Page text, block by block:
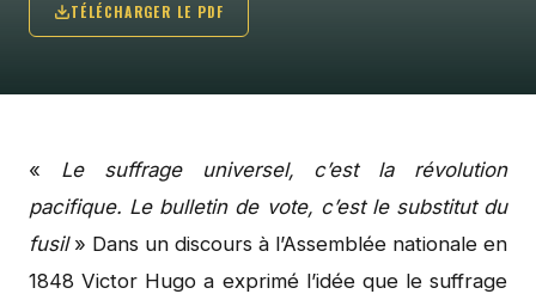
TÉLÉCHARGER LE PDF
« Le suffrage universel, c’est la révolution
pacifique. Le bulletin de vote, c’est le substitut du
fusil» Dans un discours à l’Assemblée nationale en
1848 Victor Hugo a exprimé l’idée que le suffrage